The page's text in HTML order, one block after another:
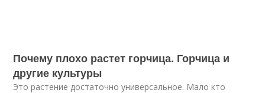
Почему плохо растет горчица. Горчица и
другие культуры
Это растение достаточно универсальное. Мало кто